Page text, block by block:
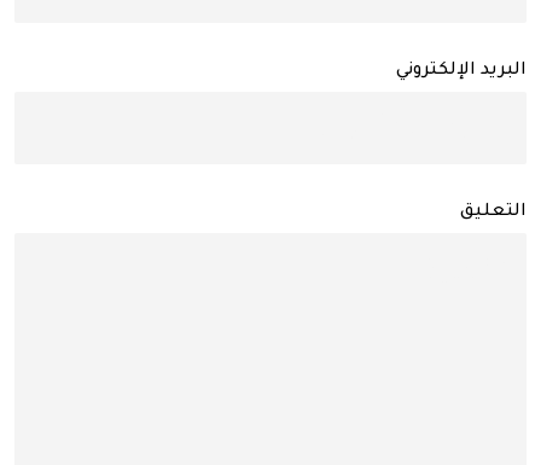
البريد الإلكتروني
التعليق